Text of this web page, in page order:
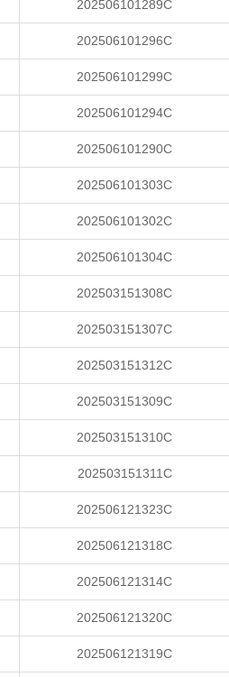
202506101289C
202506101296C
202506101299C
202506101294C
202506101290C
202506101303C
202506101302C
202506101304C
202503151308C
202503151307C
202503151312C
202503151309C
202503151310C
202503151311C
202506121323C
202506121318C
202506121314C
202506121320C
202506121319C